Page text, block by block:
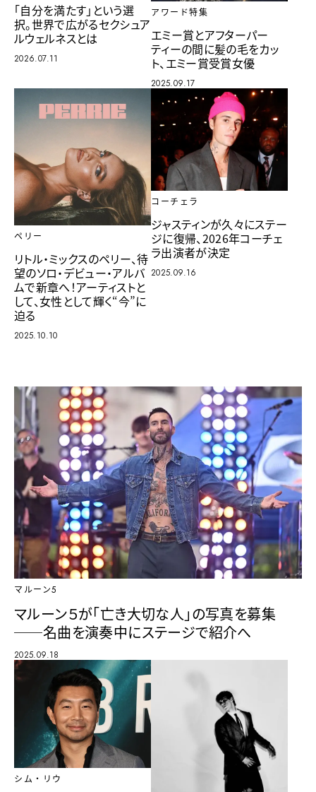
「自分を満たす」という選
択。世界で広がるセクシュア
ルウェルネスとは
2026.07.11
アワード特集
エミー賞とアフターパー
ティーの間に髪の毛をカッ
ト、エミー賞受賞女優
2025.09.17
ペリー
リトル・ミックスのペリー、待
望のソロ・デビュー・アルバ
ムで新章へ！アーティストと
して、女性として輝く“今”に
迫る
2025.10.10
コーチェラ
ジャスティンが久々にステー
ジに復帰、2026年コーチェ
ラ出演者が決定
2025.09.16
マルーン5
マルーン５が「亡き大切な人」の写真を募集
──名曲を演奏中にステージで紹介へ
2025.09.18
シム・リウ